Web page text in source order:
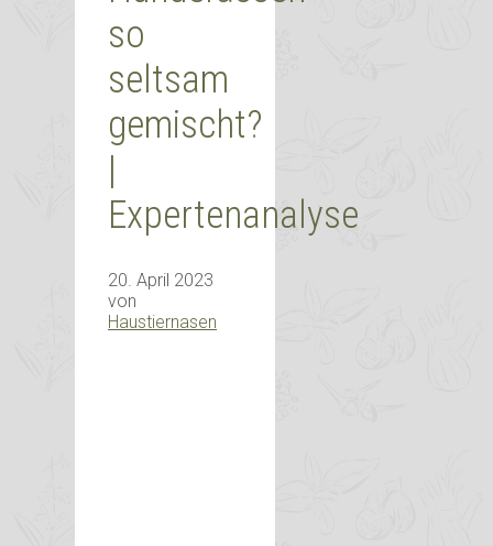
so
seltsam
gemischt?
|
Expertenanalyse
20. April 2023
von
Haustiernasen